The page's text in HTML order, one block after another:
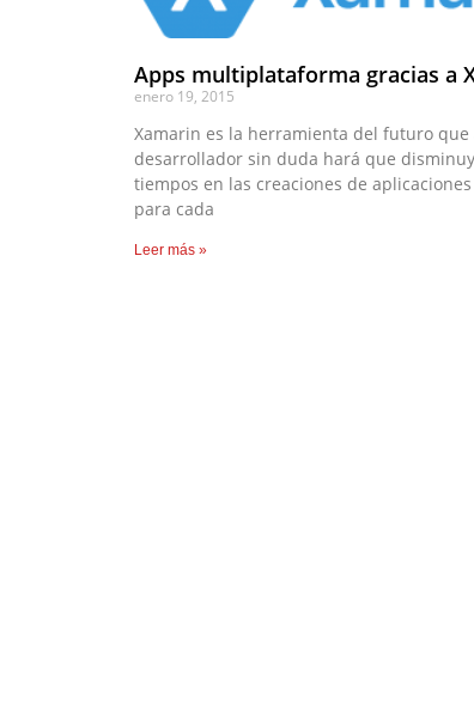
Apps multiplataforma gracias a
enero 19, 2015
Xamarin es la herramienta del futuro que
desarrollador sin duda hará que
tiempos en las creaciones de
para cada
Leer más »